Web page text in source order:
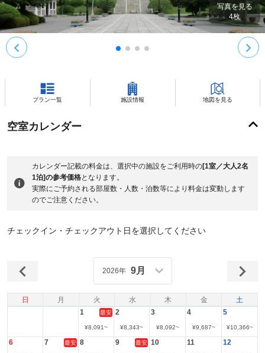
写真を見る
4枚
プラン一覧 施設情報 地図を見る
空室カレンダー
カレンダー記載の料金は、選択中の施設をご利用時の[1室／大人2名
1泊]の参考価格となります。
実際にご予約される部屋数・人数・泊数等により料金は変動します
のでご注意ください。
チェックイン・チェックアウト日を選択してください
日 月 火 水 木 金 土
2026年 9月
1 最安
¥8,091~
2
¥8,343~
3
¥8,092~
4
¥9,687~
5
¥10,366~
6 7 最安 8 9 最安 10 11 12